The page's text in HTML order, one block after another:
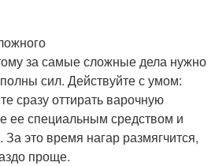
за самые сложные дела нужно
сил. Действуйте с умом:
сразу оттирать варочную
ее специальным средством и
это время нагар размягчится,
проще.